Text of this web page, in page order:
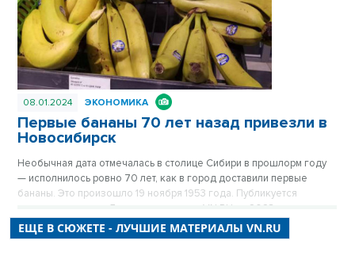
08.01.2024 ЭКОНОМИКА
Первые бананы 70 лет назад привезли в
Новосибирск
Необычная дата отмечалась в столице Сибири в прошлорм году
— исполнилось ровно 70 лет, как в город доставили первые
бананы. Это произошло 19 ноября 1953 года. Публикуется
повторно в цикле «Лучшие материалы VN.RU за 2023 год».
ЕЩЕ В СЮЖЕТЕ - ЛУЧШИЕ МАТЕРИАЛЫ VN.RU